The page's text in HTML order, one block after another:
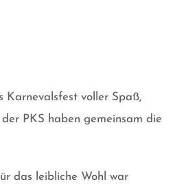
Karnevalsfest voller Spaß,
PKS haben gemeinsam die
das leibliche Wohl war